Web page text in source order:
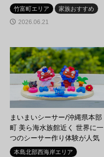
竹富町エリア 家族おすすめ
2026.06.21
まいまいシーサー/沖縄県本部
町 美ら海水族館近く 世界に一
つのシーサー作り体験が人気
本島北部西海岸エリア